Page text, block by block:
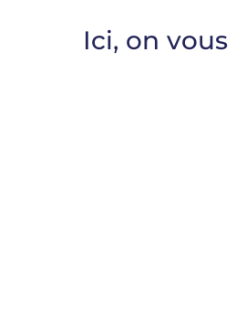
Ici, on vous